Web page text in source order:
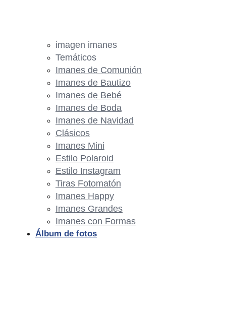
imagen imanes
Temáticos
Imanes de Comunión
Imanes de Bautizo
Imanes de Bebé
Imanes de Boda
Imanes de Navidad
Clásicos
Imanes Mini
Estilo Polaroid
Estilo Instagram
Tiras Fotomatón
Imanes Happy
Imanes Grandes
Imanes con Formas
Álbum de fotos